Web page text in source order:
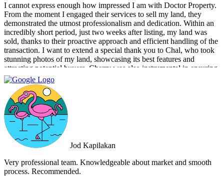
I cannot express enough how impressed I am with Doctor Property.
From the moment I engaged their services to sell my land, they
demonstrated the utmost professionalism and dedication. Within an
incredibly short period, just two weeks after listing, my land was
sold, thanks to their proactive approach and efficient handling of the
transaction. I want to extend a special thank you to Chal, who took
stunning photos of my land, showcasing its best features and
attracting potential buyers. Cherry was also instrumental in ensuring
that the deal went through smoothly, providing invaluable support
and guidance every step of the way. What sets Doctor Property Real
Estate apart is their commitment to honesty and transparency.
Throughout the entire process, I felt well-informed and confident in
their abilities. Their team's attention to detail and personalized
approach made the selling experience stress-free and enjoyable. I
highly recommend Doctor Property Real Estate to anyone looking
for a real estate agency that goes above and beyond to deliver
outstanding results. Their professionalism, expertise, and exceptional
service make them the perfect choice for all your real estate needs.
Jod Kapilakan
Very professional team. Knowledgeable about market and smooth
process. Recommended.